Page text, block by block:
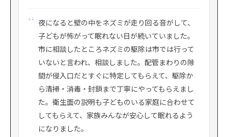
夜になると壁の中をネズミが走り回る音がして、
子どもが怖がって眠れない日が続いていました。
市に相談したところネズミの駆除は市では行って
いないと言われ、相談しました。配管まわりの隙
間が侵入口だとすぐに特定してもらえて、駆除か
ら清掃・消毒・封鎖まで丁寧にやってもらえまし
た。衛生面の説明も子どものいる家庭に合わせて
してもらえて、家族みんなが安心して眠れるよう
になりました。